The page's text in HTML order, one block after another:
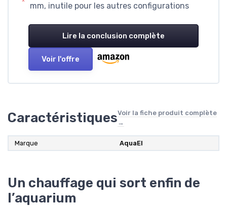
mm, inutile pour les autres configurations
Lire la conclusion complète
Voir l'offre
CaractéristiquesVoir la fiche produit complète
→
Marque AquaEl
Un chauffage qui sort enfin de
l’aquarium